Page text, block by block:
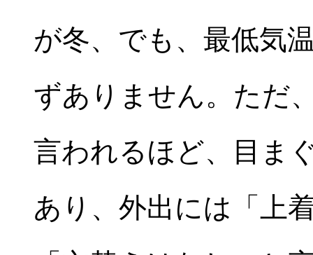
が冬、でも、最低気
ずありません。ただ
言われるほど、目ま
あり、外出には「上